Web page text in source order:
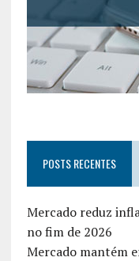
POSTS RECENTES
Mercado reduz
no fim de 2026
Mercado mantém